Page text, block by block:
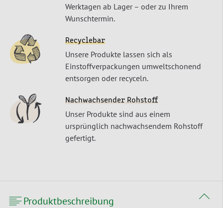
Werktagen ab Lager – oder zu Ihrem
Wunschtermin.
Recyclebar
Unsere Produkte lassen sich als
Einstoffverpackungen umweltschonend
entsorgen oder recyceln.
Nachwachsender Rohstoff
Unser Produkte sind aus einem
ursprünglich nachwachsendem Rohstoff
gefertigt.
Produktbeschreibung